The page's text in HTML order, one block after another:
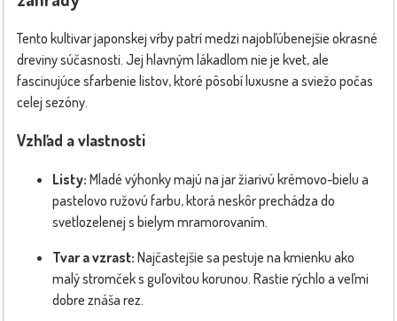
Tento kultivar japonskej vŕby patrí medzi najobľúbenejšie okrasné
dreviny súčasnosti. Jej hlavným lákadlom nie je kvet, ale
fascinujúce sfarbenie listov, ktoré pôsobí luxusne a sviežo počas
celej sezóny.
Vzhľad a vlastnosti
Listy: Mladé výhonky majú na jar žiarivú krémovo-bielu a
pastelovo ružovú farbu, ktorá neskôr prechádza do
svetlozelenej s bielym mramorovaním.
Tvar a vzrast: Najčastejšie sa pestuje na kmienku ako
malý stromček s guľovitou korunou. Rastie rýchlo a veľmi
dobre znáša rez.